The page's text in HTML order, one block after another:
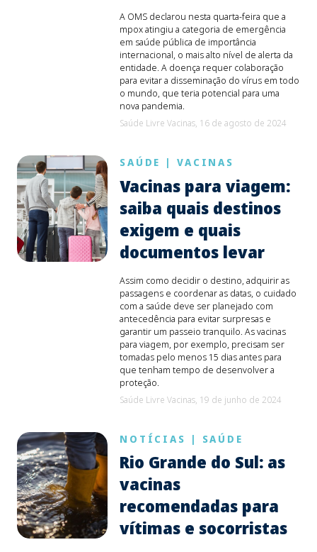
A OMS declarou nesta quarta-feira que a
mpox atingiu a categoria de emergência
em saúde pública de importância
internacional, o mais alto nível de alerta da
entidade. A doença requer colaboração
para evitar a disseminação do vírus em todo
o mundo, que teria potencial para uma
nova pandemia.
Saúde Livre Vacinas, 16 de agosto de 2024
SAÚDE | VACINAS
Vacinas para viagem:
saiba quais destinos
exigem e quais
documentos levar
Assim como decidir o destino, adquirir as
passagens e coordenar as datas, o cuidado
com a saúde deve ser planejado com
antecedência para evitar surpresas e
garantir um passeio tranquilo. As vacinas
para viagem, por exemplo, precisam ser
tomadas pelo menos 15 dias antes para
que tenham tempo de desenvolver a
proteção.
Saúde Livre Vacinas, 19 de junho de 2024
NOTÍCIAS | SAÚDE
Rio Grande do Sul: as
vacinas
recomendadas para
vítimas e socorristas